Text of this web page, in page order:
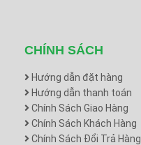
CHÍNH SÁCH
Hướng dẫn đặt hàng
Hướng dẫn thanh toán
Chính Sách Giao Hàng
Chính Sách Khách Hàng
Chính Sách Đổi Trả Hàng